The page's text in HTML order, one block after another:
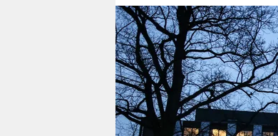
berlin
nord
wahrheit
verlag